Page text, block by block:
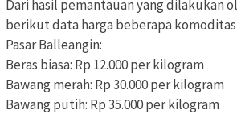
Dari hasil pemantauan yang dilakukan
berikut data harga beberapa
Pasar Balleangin:
Beras biasa: Rp 12.000 per kilogram
Bawang merah: Rp 30.000 per kilogram
Bawang putih: Rp 35.000 per kilogram